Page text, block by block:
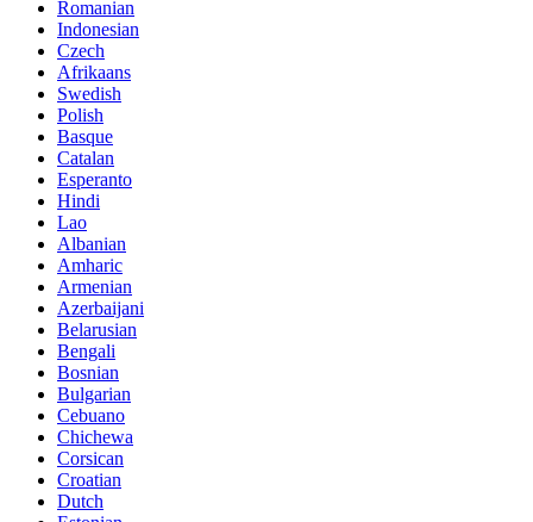
Romanian
Indonesian
Czech
Afrikaans
Swedish
Polish
Basque
Catalan
Esperanto
Hindi
Lao
Albanian
Amharic
Armenian
Azerbaijani
Belarusian
Bengali
Bosnian
Bulgarian
Cebuano
Chichewa
Corsican
Croatian
Dutch